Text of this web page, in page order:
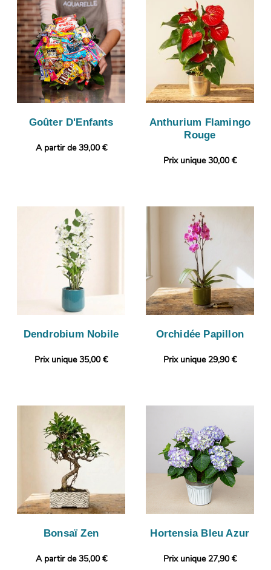
Goûter D'Enfants
A partir de 39,00 €
Anthurium Flamingo
Rouge
Prix unique 30,00 €
Dendrobium Nobile
Prix unique 35,00 €
Orchidée Papillon
Prix unique 29,90 €
Bonsaï Zen
A partir de 35,00 €
Hortensia Bleu Azur
Prix unique 27,90 €